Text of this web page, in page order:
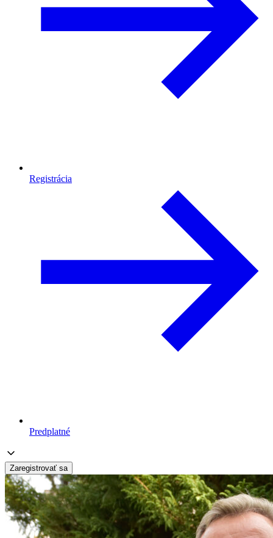
Registrácia
Predplatné
Zaregistrovať sa